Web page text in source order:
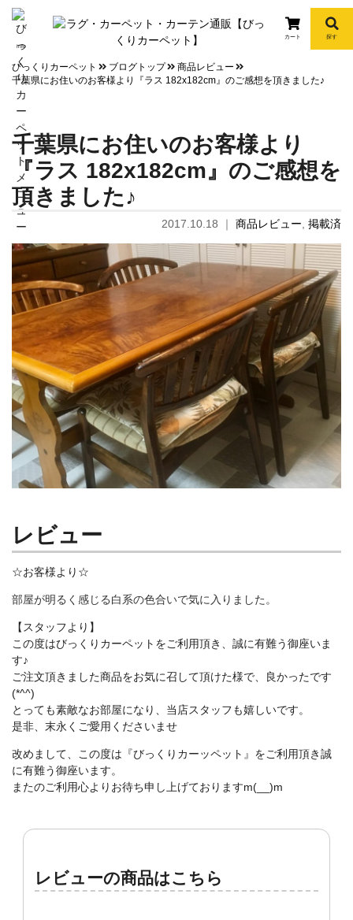
info
カート 探す
びっくりカーペット ブログトップ
商品レビュー
千葉県にお住いのお客様より『ラス 182x182cm』のご感想を頂きました♪
千葉県にお住いのお客様より
『ラス 182x182cm』のご感想を
頂きました♪
2017.10.18 ｜ 商品レビュー 掲載済
レビュー
☆お客様より☆
部屋が明るく感じる白系の色合いで気に入りました。
【スタッフより】
この度はびっくりカーペットをご利用頂き、誠に有難う御座いま
す♪
ご注文頂きました商品をお気に召して頂けた様で、良かったです
(*^^)
とっても素敵なお部屋になり、当店スタッフも嬉しいです。
是非、末永くご愛用くださいませ
改めまして、この度は『びっくりカーッペット』をご利用頂き誠
に有難う御座います。
またのご利用心よりお待ち申し上げておりますm(__)m
レビューの商品はこちら